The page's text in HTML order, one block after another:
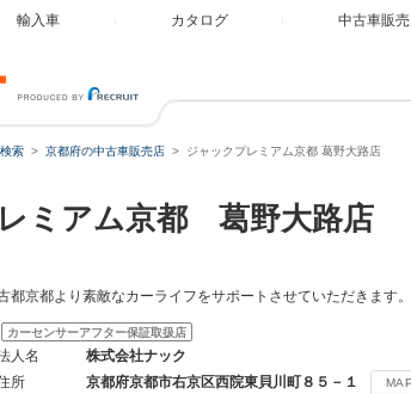
輸入車 カタログ 中古車販
索 京都府の中古車販売店 ジャックプレミアム京都 葛野大路店
ミアム京都 葛野大路店
都京都より素敵なカーライフをサポートさせていただきます。
カーセンサーアフター保証取扱店
人名
株式会社ナック
所
京都府京都市右京区西院東貝川町８５－１ MAP